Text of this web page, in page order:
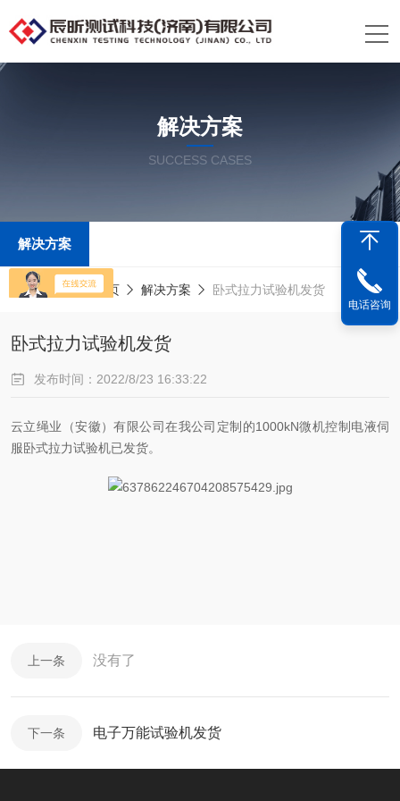
解决方案
SUCCESS CASES
解决方案
当前位置：首页 解决方案 卧式拉力试验机发货
卧式拉力试验机发货
发布时间：2022/8/23 16:33:22
云立绳业（安徽）有限公司在我公司定制的1000kN微机控制电液伺
服卧式拉力试验机已发货。
上一条 没有了
下一条 电子万能试验机发货
电话咨询